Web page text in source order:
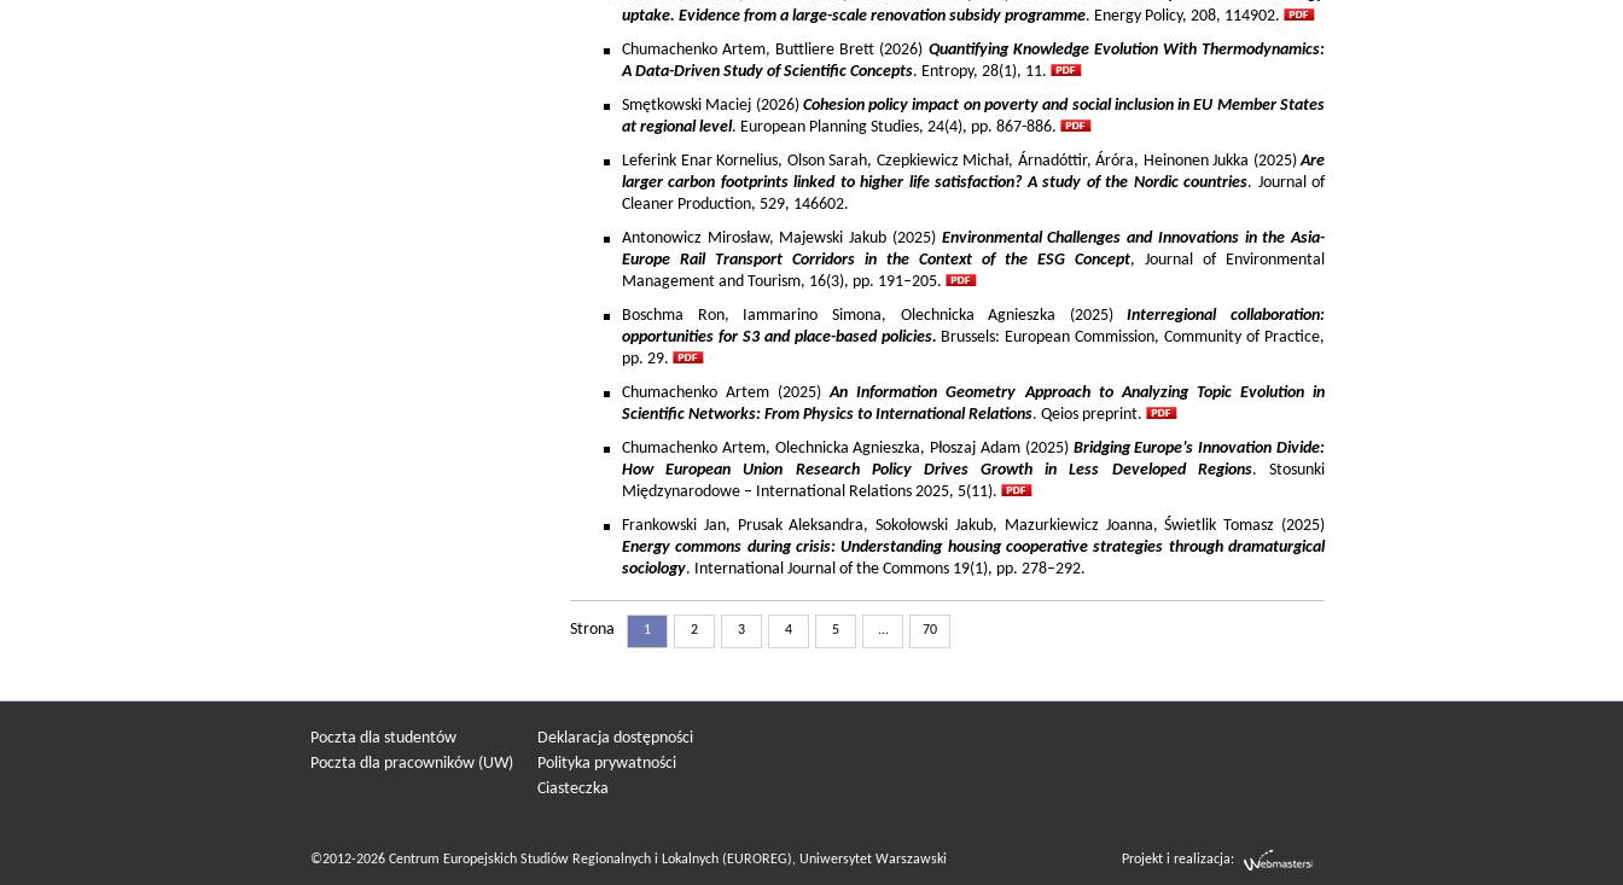
uptake. Evidence from a large-scale renovation subsidy programme. Energy Policy, 208, 114902.
Chumachenko Artem, Buttliere Brett (2026) Quantifying Knowledge Evolution With Thermodynamics:
A Data-Driven Study of Scientific Concepts. Entropy, 28(1), 11.
Smętkowski Maciej (2026) Cohesion policy impact on poverty and social inclusion in EU Member States
at regional level. European Planning Studies, 24(4), pp. 867-886.
Leferink Enar Kornelius, Olson Sarah, Czepkiewicz Michał, Árnadóttir, Áróra, Heinonen Jukka (2025)Are
larger carbon footprints linked to higher life satisfaction? A study of the Nordic countries. Journal of
Cleaner Production, 529, 146602.
Antonowicz Mirosław, Majewski Jakub (2025) Environmental Challenges and Innovations in the Asia-
Europe Rail Transport Corridors in the Context of the ESG Concept, Journal of Environmental
Management and Tourism, 16(3), pp. 191–205.
Boschma Ron, Iammarino Simona, Olechnicka Agnieszka (2025)Interregional collaboration:
opportunities for S3 and place-based policies. Brussels: European Commission, Community of Practice,
pp. 29.
Chumachenko Artem (2025)An Information Geometry Approach to Analyzing Topic Evolution in
Scientific Networks: From Physics to International Relations. Qeios preprint.
Chumachenko Artem, Olechnicka Agnieszka, Płoszaj Adam (2025) Bridging Europe’s Innovation Divide:
How European Union Research Policy Drives Growth in Less Developed Regions. Stosunki
Międzynarodowe – International Relations 2025, 5(11).
Frankowski Jan, Prusak Aleksandra, Sokołowski Jakub, Mazurkiewicz Joanna, Świetlik Tomasz (2025)
Energy commons during crisis: Understanding housing cooperative strategies through dramaturgical
sociology. International Journal of the Commons 19(1), pp. 278–292.
Strona 1 2 3 4 5 ... 70
Poczta dla studentów
Poczta dla pracowników (UW)
Deklaracja dostępności
Polityka prywatności
Ciasteczka
©2012-2026 Centrum Europejskich Studiów Regionalnych i Lokalnych (EUROREG), Uniwersytet Warszawski Projekt i realizacja: